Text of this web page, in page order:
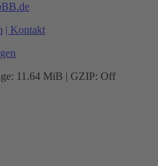
| Kontakt
11.64 MiB | GZIP: Off